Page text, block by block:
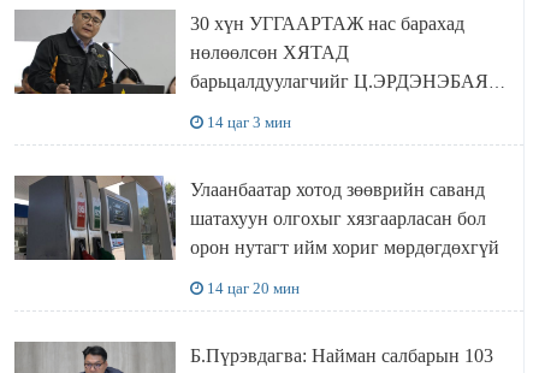
30 хүн УГГААРТАЖ нас барахад
нөлөөлсөн ХЯТАД
барьцалдуулагчийг Ц.ЭРДЭНЭБАЯР
14 цаг 3 мин
Улаанбаатар хотод зөөврийн саванд
шатахуун олгохыг хязгаарласан бол
орон нутагт ийм хориг мөрдөгдөхгүй
14 цаг 20 мин
Б.Пүрэвдагва: Найман салбарын 103